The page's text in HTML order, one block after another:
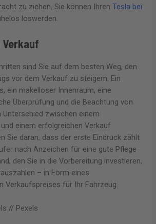
zu ziehen. Sie können IhrenTesla bei
loswerden.
sind Sie auf dem besten Weg, den
vor dem Verkauf zu steigern. Ein
ein makelloser Innenraum, eine
Überprüfung und die Beachtung von
Unterschied zwischen einem
einem erfolgreichen Verkauf
Sie daran, dass der erste Eindruck zählt
nach Anzeichen für eine gute Pflege
den Sie in die Vorbereitung investieren,
– in Form eines
Verkaufspreises für Ihr Fahrzeug.
// Pexels